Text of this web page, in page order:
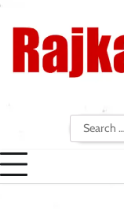
Skip
content
Search
for: